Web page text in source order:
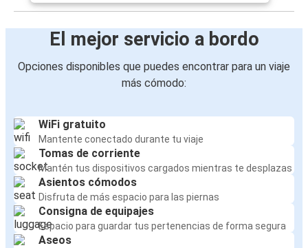
El mejor servicio a bordo
Opciones disponibles que puedes encontrar para un viaje
más cómodo:
WiFi gratuito
Mantente conectado durante tu viaje
Tomas de corriente
Mantén tus dispositivos cargados mientras te desplazas
Asientos cómodos
Disfruta de más espacio para las piernas
Consigna de equipajes
Espacio para guardar tus pertenencias de forma segura
Aseos